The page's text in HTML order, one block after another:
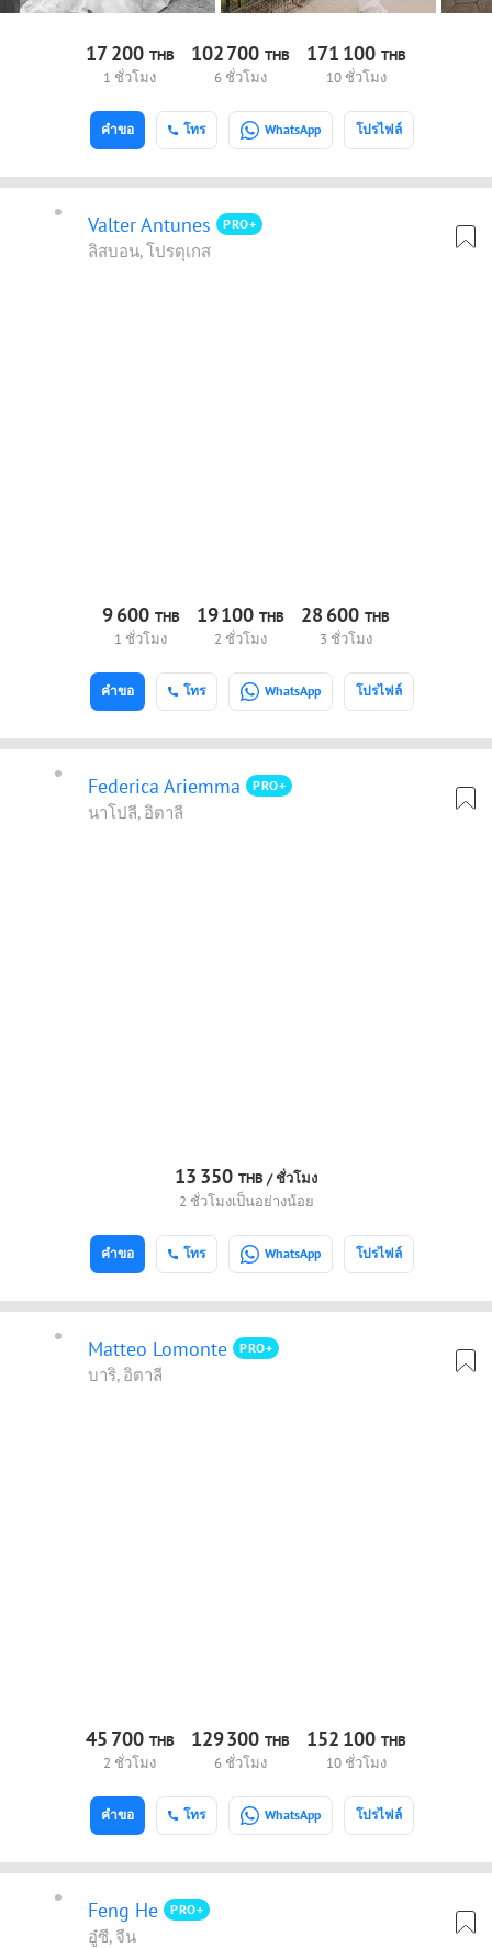
17200 THB
1 ชั่วโมง
102700THB
6 ชั่วโมง
171 100THB
10 ชั่วโมง
โทร WhatsApp โปรไฟล์
คำขอ
Valter Antunes PRO+
ลิสบอน, โปรตุเกส
9600 THB
1 ชั่วโมง
19100THB
2 ชั่วโมง
28 600THB
3 ชั่วโมง
โทร WhatsApp โปรไฟล์
คำขอ
Federica Ariemma PRO+
นาโปลี, อิตาลี
13 350 THB /ชั่วโมง
2 ชั่วโมงเป็นอย่างน้อย
โทร WhatsApp โปรไฟล์
คำขอ
Matteo Lomonte PRO+
บาริ, อิตาลี
45 700 THB
2 ชั่วโมง
129300THB
6 ชั่วโมง
152 100THB
10 ชั่วโมง
โทร WhatsApp โปรไฟล์
คำขอ
Feng He PRO+
อู๋ซี, จีน